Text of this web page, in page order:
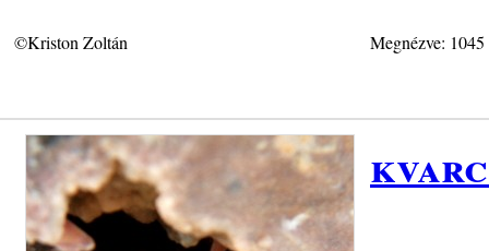
©Kriston Zoltán Megnézve: